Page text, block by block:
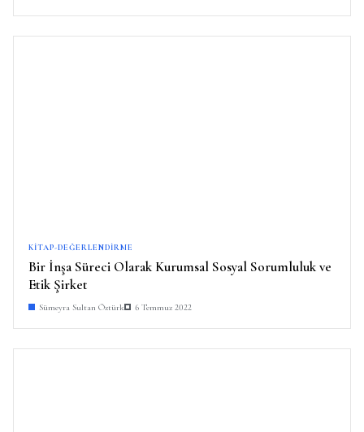
KITAP-DEĞERLENDIRME
Bir İnşa Süreci Olarak Kurumsal Sosyal Sorumluluk ve
Etik Şirket
Sümeyra Sultan Öztürk 6 Temmuz 2022